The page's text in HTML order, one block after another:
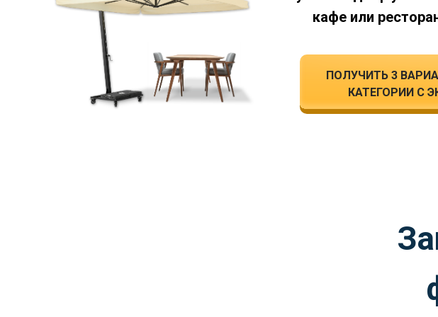
кафе или
ПОЛУЧИТЬ 3
КАТЕГОРИИ С